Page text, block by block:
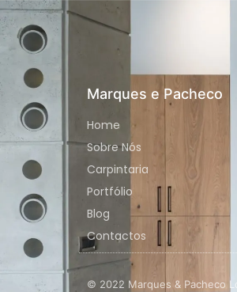
Marques e Pacheco
Home
Sobre Nós
Carpintaria
Portfólio
Blog
Contactos
© 2022 Marques & Pacheco